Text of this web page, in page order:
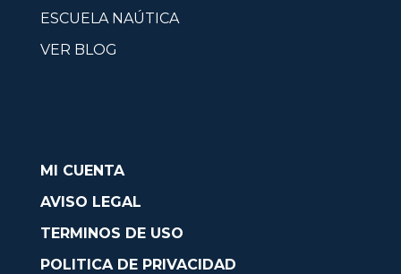
ESCUELA NAÚTICA
VER BLOG
MI CUENTA
AVISO LEGAL
TERMINOS DE USO
POLITICA DE PRIVACIDAD